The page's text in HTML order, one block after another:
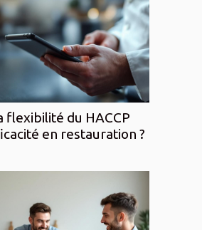
flexibilité du HACCP
en restauration ?